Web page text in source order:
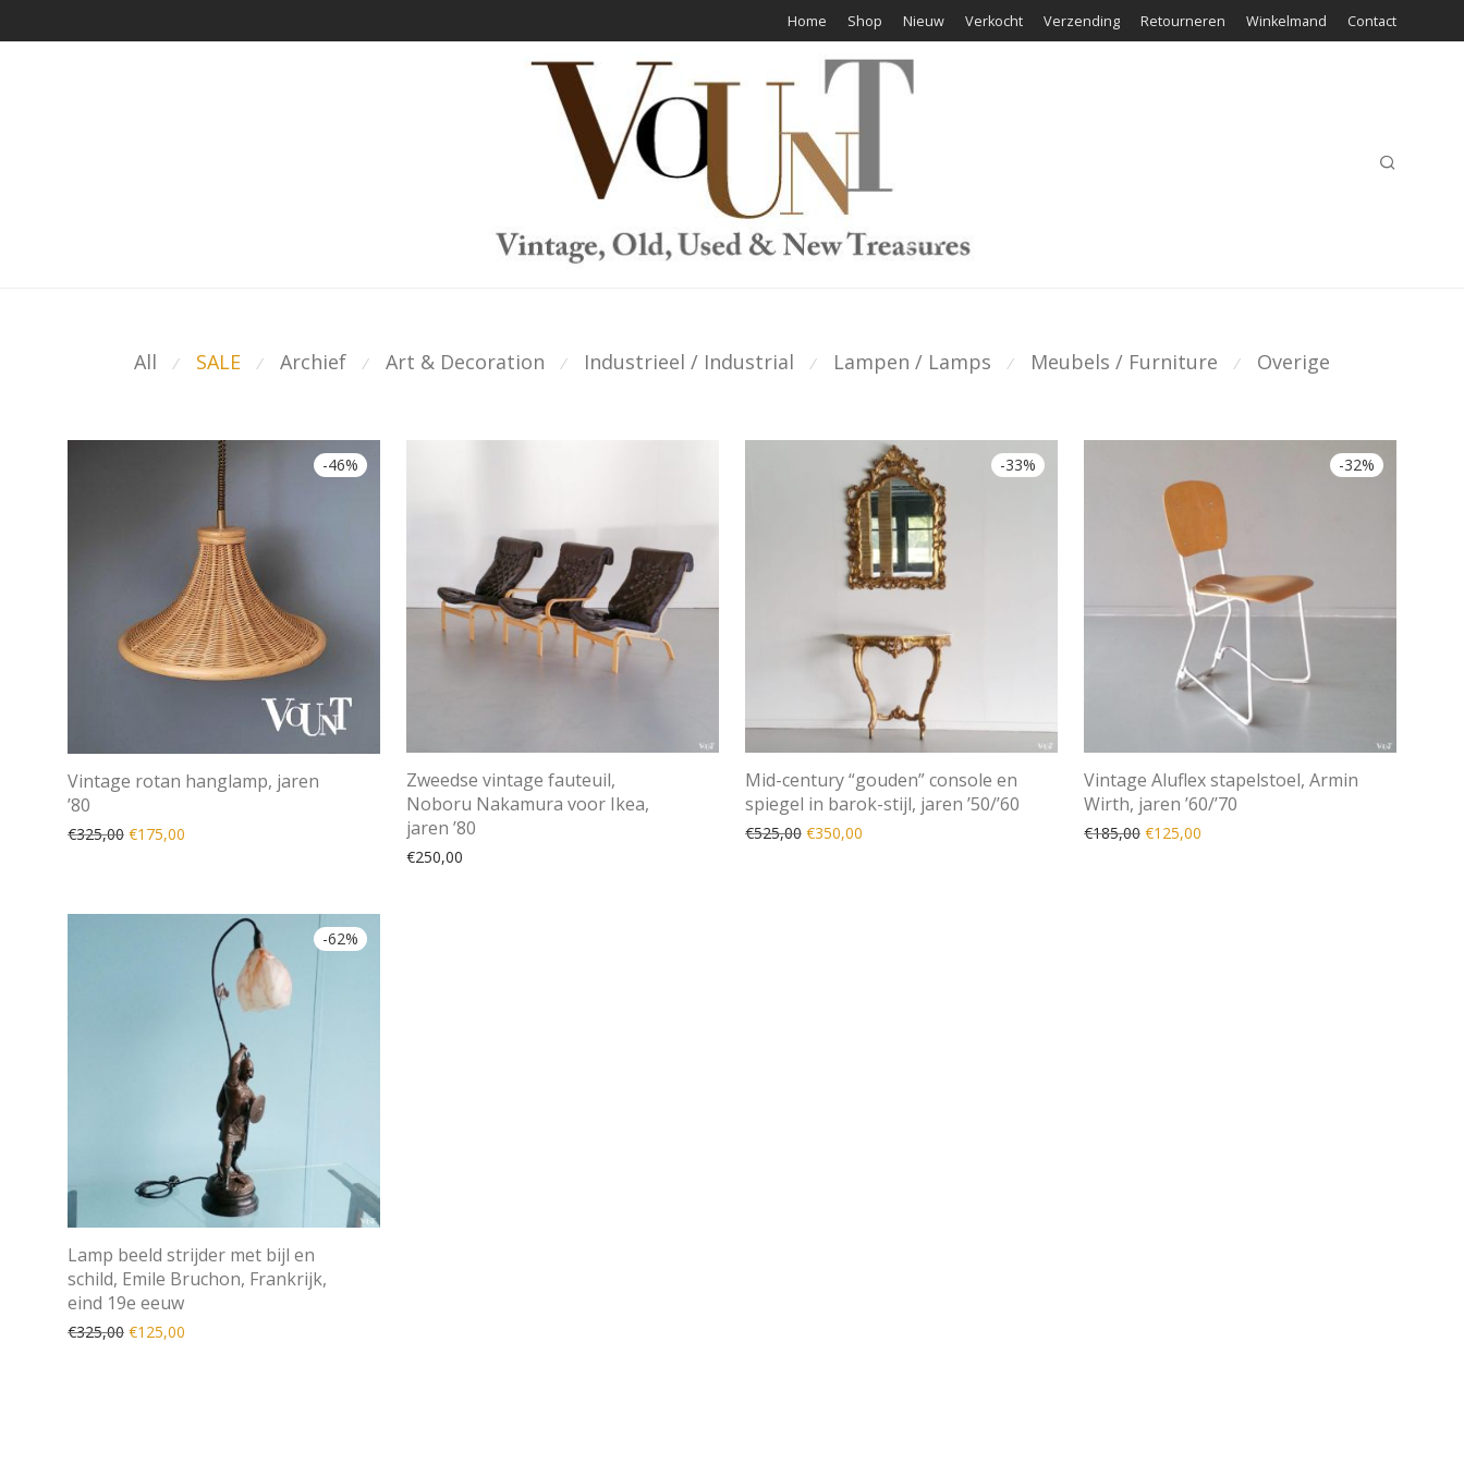
Home Shop Nieuw Verkocht Verzending Retourneren Winkelmand Contact
All ⁄ SALE ⁄ Archief ⁄ Art & Decoration ⁄ Industrieel / Industrial ⁄ Lampen / Lamps ⁄ Meubels / Furniture ⁄ Overige
-46%
Vintage rotan hanglamp, jaren
’80
€325,00 Oorspronkelijke prijs was: €325,00.
€175,00
Zweedse vintage fauteuil,
Noboru Nakamura voor Ikea,
jaren ’80
€250,00
-33%
Mid-century “gouden” console en
spiegel in barok-stijl, jaren ’50/’60
€525,00 Oorspronkelijke prijs was: €525,00.
€350,00
-32%
Vintage Aluflex stapelstoel, Armin
Wirth, jaren ’60/’70
€185,00 Oorspronkelijke prijs was: €185,00.
€125,00
-62%
Lamp beeld strijder met bijl en
schild, Emile Bruchon, Frankrijk,
eind 19e eeuw
€325,00 Oorspronkelijke prijs was: €325,00.
€125,00